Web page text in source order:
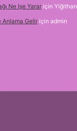
Ne Işe Yarar için Yiğithan
Anlama Gelir için admin